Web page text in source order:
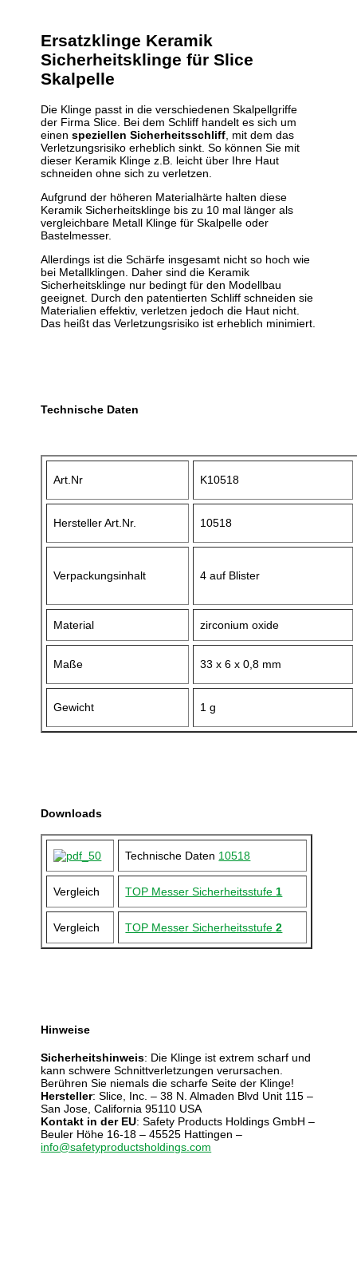
Ersatzklinge Keramik
Sicherheitsklinge für Slice
Skalpelle
Die Klinge passt in die verschiedenen Skalpellgriffe
der Firma Slice. Bei dem Schliff handelt es sich um
einenspeziellen Sicherheitsschliff , mit dem das
Verletzungsrisiko erheblich sinkt. So können Sie mit
dieser Keramik Klinge z.B. leicht über Ihre Haut
schneiden ohne sich zu verletzen.
Aufgrund der höheren Materialhärte halten diese
Keramik Sicherheitsklinge bis zu 10 mal länger als
vergleichbare Metall Klinge für Skalpelle oder
Bastelmesser.
Allerdings ist die Schärfe insgesamt nicht so hoch wie
bei Metallklingen. Daher sind die Keramik
Sicherheitsklinge nur bedingt für den Modellbau
geeignet. Durch den patentierten Schliff schneiden sie
Materialien effektiv, verletzen jedoch die Haut nicht.
Das heißt das Verletzungsrisiko ist erheblich minimiert.
Technische Daten
Art.Nr K10518
Hersteller Art.Nr. 10518
Verpackungsinhalt 4 auf Blister
Material zirconium oxide
Maße 33 x 6 x 0,8 mm
Gewicht 1 g
Downloads
Technische Daten 10518
Vergleich TOP Messer Sicherheitsstufe1
Vergleich TOP Messer Sicherheitsstufe2
Hinweise
Sicherheitshinweis: Die Klinge ist extrem scharf und
kann schwere Schnittverletzungen verursachen.
Berühren Sie niemals die scharfe Seite der Klinge!
Hersteller: Slice, Inc. – 38 N. Almaden Blvd Unit 115 –
San Jose, California 95110 USA
Kontakt in der EU: Safety Products Holdings GmbH –
Beuler Höhe 16-18 – 45525 Hattingen –
info@safetyproductsholdings.com